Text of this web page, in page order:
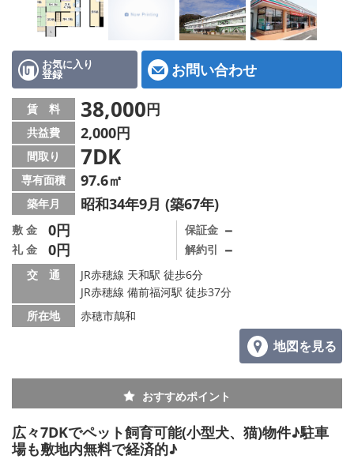
店舗情報·アクセス
会社概要
メールでお問い合わせ
お気に入り
登録 お問い合わせ
賃 料 38,000円
共益費 2,000円
間取り 7DK
専有面積 97.6㎡
築年月 昭和34年9月 (築67年)
敷 金 0円
礼 金 0円
保証金 －
解約引 －
交 通
JR赤穂線 天和駅 徒歩6分
JR赤穂線 備前福河駅 徒歩37分
所在地
赤穂市鷏和
地図を見る
おすすめポイント
広々7DKでペット飼育可能(小型犬、猫)物件♪駐車
場も敷地内無料で経済的♪